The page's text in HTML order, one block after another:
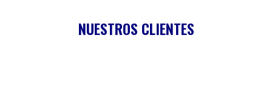
NUESTROS CLIENTES